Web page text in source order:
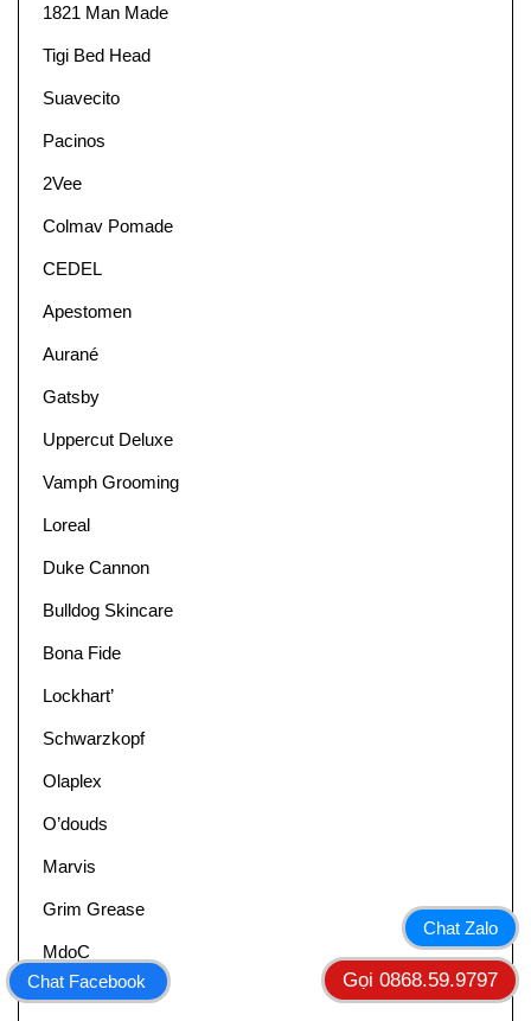
1821 Man Made
Tigi Bed Head
Suavecito
Pacinos
2Vee
Colmav Pomade
CEDEL
Apestomen
Aurané
Gatsby
Uppercut Deluxe
Vamph Grooming
Loreal
Duke Cannon
Bulldog Skincare
Bona Fide
Lockhart’
Schwarzkopf
Olaplex
O’douds
Marvis
Grim Grease
MdoC
Shear Revival
Chat Zalo
Chat Facebook Gọi 0868.59.9797